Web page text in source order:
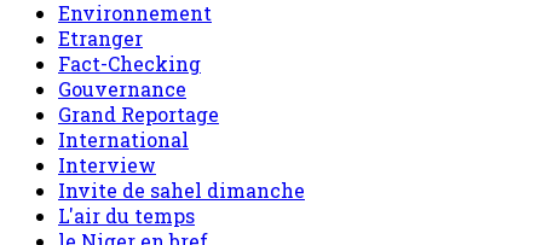
Environnement
Etranger
Fact-Checking
Gouvernance
Grand Reportage
International
Interview
Invite de sahel dimanche
L'air du temps